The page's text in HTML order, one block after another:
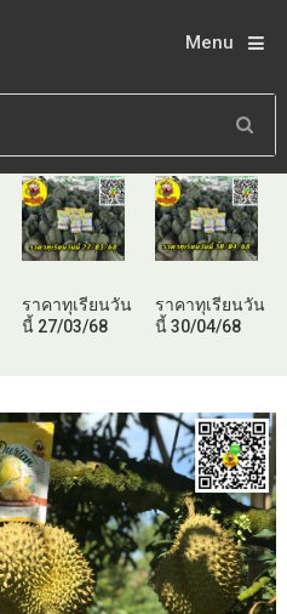
Menu
ราคาทุเรียนวัน
นี้ 27/03/68
ราคาทุเรียนวัน
นี้ 30/04/68